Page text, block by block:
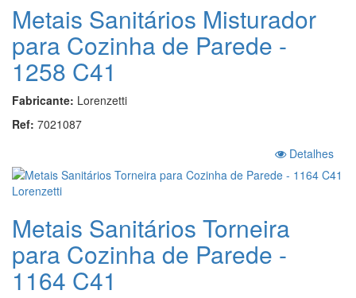
Metais Sanitários Misturador
para Cozinha de Parede -
1258 C41
Fabricante: Lorenzetti
Ref: 7021087
Detalhes
Metais Sanitários Torneira
para Cozinha de Parede -
1164 C41